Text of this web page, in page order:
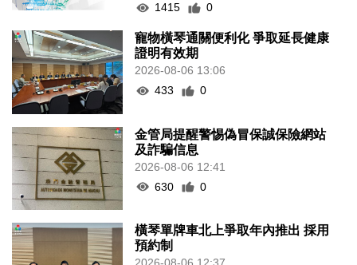
1415
0
寵物橫琴通關便利化 爭取延長健康
證明有效期
2026-08-06 13:06
433
0
金管局提醒警惕偽冒保誠保險網站
及詐騙信息
2026-08-06 12:41
630
0
橫琴單牌車北上爭取年內推出 採用
預約制